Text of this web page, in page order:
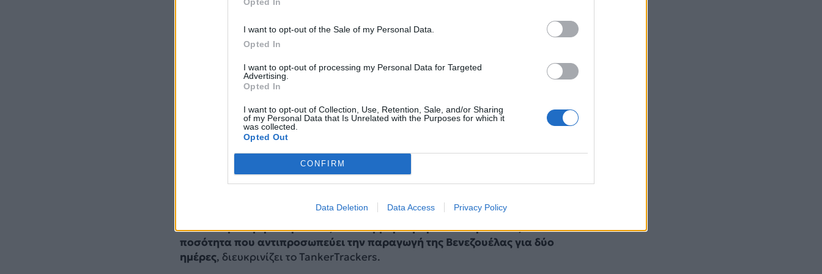
I want to opt-out of the Sale of my Personal Data.
Opted In
I want to opt-out of processing my Personal Data for Targeted
Advertising.
Opted In
I want to opt-out of Collection, Use, Retention, Sale, and/or Sharing
of my Personal Data that Is Unrelated with the Purposes for which it
was collected.
Opted Out
CONFIRM
Data Deletion Data Access Privacy Policy
Σύμφωνα με την εξειδικευμένη ιστοσελίδα TankerTrackers, το Veronica IIIείχε
αναχωρήσει από τη Βενεζουέλα στις 3 Ιανουαρίου
αμερικανικές ειδικές δυνάμεις συνέλαβαν τον ηγέτη της Βενεζουέλας
Το πλοίο μετέφερε περίπου 1,9 εκατομμύριο βαρέλια πετρελαίου,
ποσότητα που αντιπροσωπεύει την παραγωγή της Βενεζουέλας για δύο
ημέρες, διευκρινίζει το TankerTrackers.